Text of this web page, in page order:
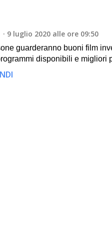
9 luglio 2020 alle ore 09:50
guarderanno buoni film
disponibili e migliori